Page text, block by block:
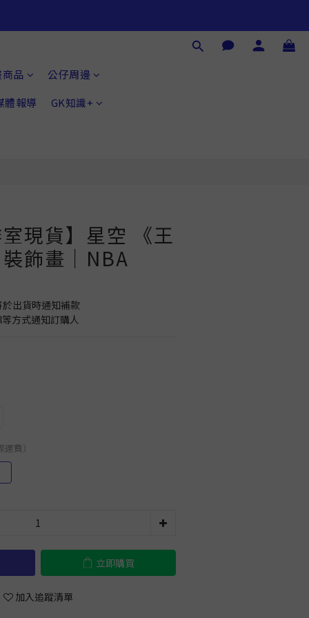
品
公仔周邊
體報導
GK知識+
現貨】星空 《王
飾畫｜NBA
出貨時通知補款
方式通知訂購人
費）
立即購買
加入追蹤清單
立即購買